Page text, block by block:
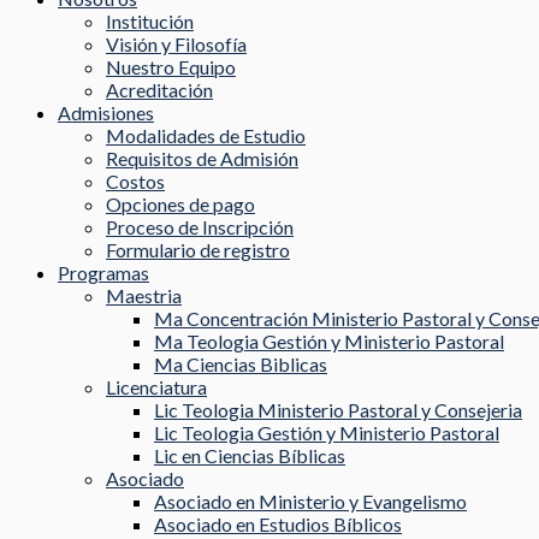
Institución
Visión y Filosofía
Nuestro Equipo
Acreditación
Admisiones
Modalidades de Estudio
Requisitos de Admisión
Costos
Opciones de pago
Proceso de Inscripción
Formulario de registro
Programas
Maestria
Ma Concentración Ministerio Pastoral y
Ma Teologia Gestión y Ministerio Pastoral
Ma Ciencias Biblicas
Licenciatura
Lic Teologia Ministerio Pastoral y Consejeria
Lic Teologia Gestión y Ministerio Pastoral
Lic en Ciencias Bíblicas
Asociado
Asociado en Ministerio y Evangelismo
Asociado en Estudios Bíblicos